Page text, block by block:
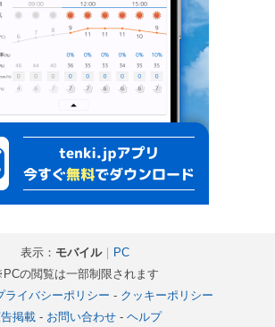
表示： モバイル｜ PC
の閲覧は一部制限されます
ライバシーポリシー - クッキーポリシー
掲載- お問い合わせ- ヘルプ